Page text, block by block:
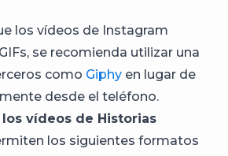
los vídeos de Instagram
se recomienda utilizar una
como Giphy en lugar de
desde el teléfono.
los vídeos de Historias
los siguientes formatos